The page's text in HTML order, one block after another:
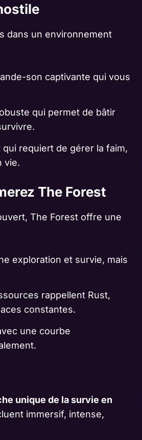
dans un environnement
son captivante qui vous
qui permet de bâtir
requiert de gérer la faim,
vie.
The Forest
The Forest offre une
exploration et survie, mais
rappellent Rust,
constantes.
une courbe
unique de la survie en
immersif, intense,